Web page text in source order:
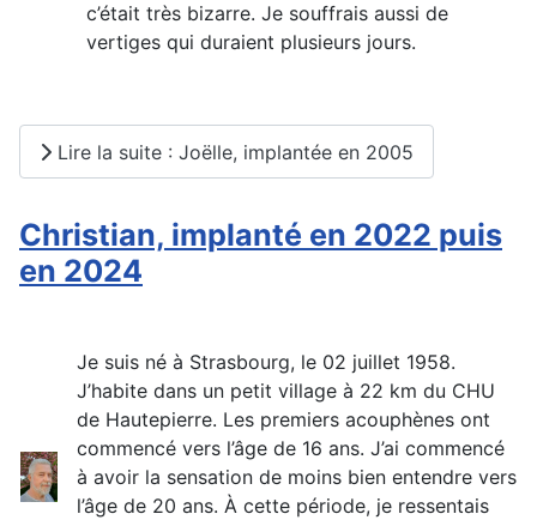
c’était très bizarre. Je souffrais aussi de
vertiges qui duraient plusieurs jours.
Lire la suite : Joëlle, implantée en 2005
Christian, implanté en 2022 puis
en 2024
Je suis né à Strasbourg, le 02 juillet 1958.
J’habite dans un petit village à 22 km du CHU
de Hautepierre. Les premiers acouphènes ont
commencé vers l’âge de 16 ans. J’ai commencé
à avoir la sensation de moins bien entendre vers
l’âge de 20 ans. À cette période, je ressentais